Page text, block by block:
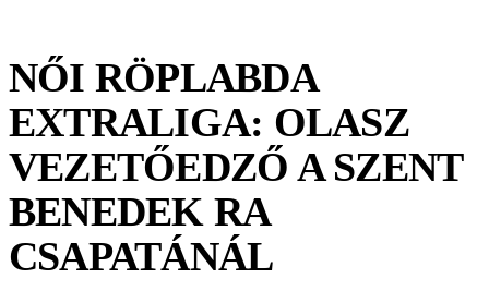
NŐI RÖPLABDA
EXTRALIGA: OLASZ
VEZETŐEDZŐ A SZENT
BENEDEK RA
CSAPATÁNÁL